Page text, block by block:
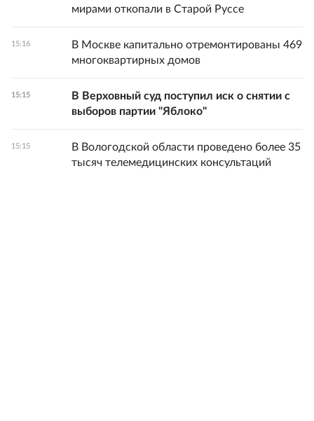
мирами откопали в Старой Руссе
15:16
В Москве капитально отремонтированы 469
многоквартирных домов
15:15
В Верховный суд поступил иск о снятии с
выборов партии "Яблоко"
15:15
В Вологодской области проведено более 35
тысяч телемедицинских консультаций